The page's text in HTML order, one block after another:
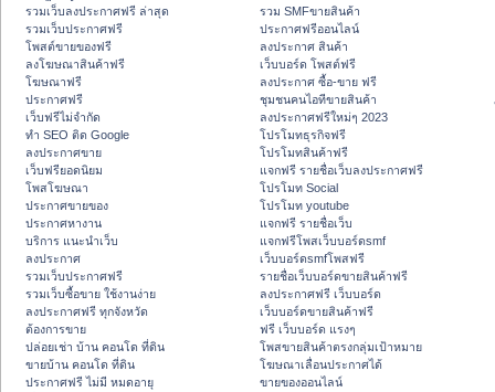
รวมเว็บลงประกาศฟรี ล่าสุด
รวมเว็บประกาศฟรี
โพสต์ขายของฟรี
ลงโฆษณาสินค้าฟรี
โฆษณาฟรี
ประกาศฟรี
เว็บฟรีไม่จำกัด
ทำ SEO ติด Google
ลงประกาศขาย
เว็บฟรียอดนิยม
โพสโฆษณา
ประกาศขายของ
ประกาศหางาน
บริการ แนะนำเว็บ
ลงประกาศ
รวมเว็บประกาศฟรี
รวมเว็บซื้อขาย ใช้งานง่าย
ลงประกาศฟรี ทุกจังหวัด
ต้องการขาย
ปล่อยเช่า บ้าน คอนโด ที่ดิน
ขายบ้าน คอนโด ที่ดิน
ประกาศฟรี ไม่มี หมดอายุ
รวม SMFขายสินค้า
ประกาศฟรีออนไลน์
ลงประกาศ สินค้า
เว็บบอร์ด โพสต์ฟรี
ลงประกาศ ซื้อ-ขาย ฟรี
ชุมชนคนไอทีขายสินค้า
ลงประกาศฟรีใหม่ๆ 2023
โปรโมทธุรกิจฟรี
โปรโมทสินค้าฟรี
แจกฟรี รายชื่อเว็บลงประกาศฟรี
โปรโมท Social
โปรโมท youtube
แจกฟรี รายชื่อเว็บ
แจกฟรีโพสเว็บบอร์ดsmf
เว็บบอร์ดsmfโพสฟรี
รายชื่อเว็บบอร์ดขายสินค้าฟรี
ลงประกาศฟรี เว็บบอร์ด
เว็บบอร์ดขายสินค้าฟรี
ฟรี เว็บบอร์ด แรงๆ
โพสขายสินค้าตรงกลุ่มเป้าหมาย
โฆษณาเลื่อนประกาศได้
ขายของออนไลน์